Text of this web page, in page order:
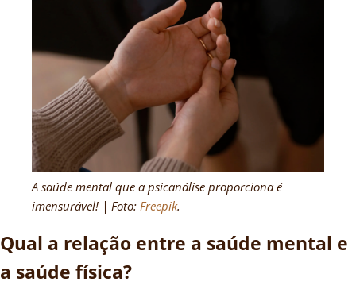
A saúde mental que a psicanálise proporciona é
imensurável! | Foto: Freepik.
Qual a relação entre a saúde mental e
a saúde física?